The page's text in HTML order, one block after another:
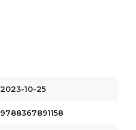
2023-10-25
9788367891158